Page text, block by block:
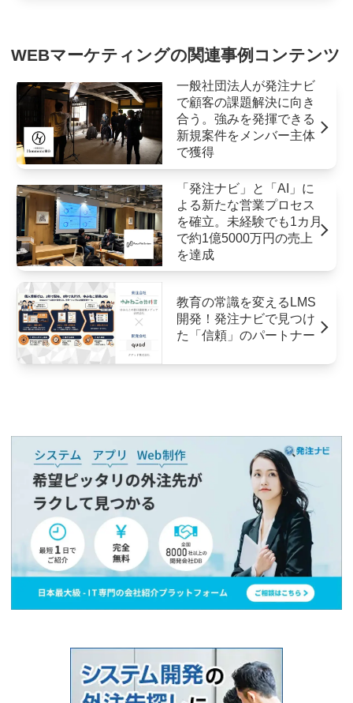
WEBマーケティングの関連事例コンテンツ
一般社団法人が発注ナビ
で顧客の課題解決に向き
合う。強みを発揮できる
新規案件をメンバー主体
で獲得
「発注ナビ」と「AI」に
よる新たな営業プロセス
を確立。未経験でも1カ月
で約1億5000万円の売上
を達成
教育の常識を変えるLMS
開発！発注ナビで見つけ
た「信頼」のパートナー